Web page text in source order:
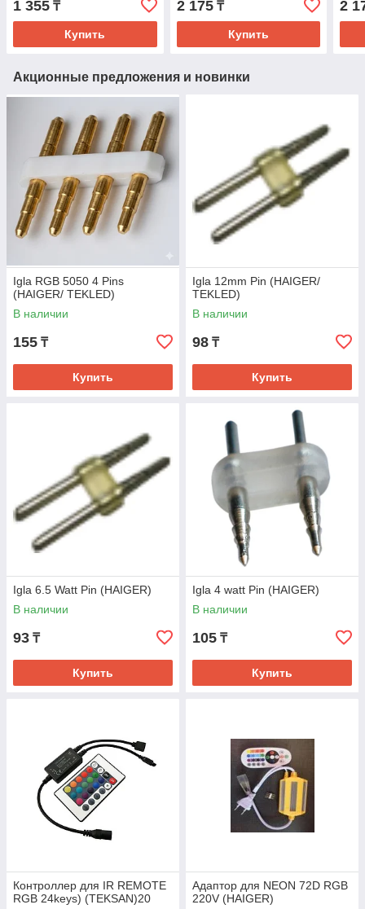
1 355 ₸
Купить
2 175₸
Купить
2
Акционные предложения и новинки
Igla RGB 5050 4 Pins
(HAIGER/ TEKLED)
В наличии
155 ₸
Купить
Igla 12mm Pin (HAIGER/
TEKLED)
В наличии
98 ₸
Купить
Igla 6.5 Watt Pin (HAIGER)
В наличии
93 ₸
Купить
Igla 4 watt Pin (HAIGER)
В наличии
105 ₸
Купить
Контроллер для IR REMOTE
RGB 24keys) (TEKSAN)20
Адаптор для NEON 72D RGB
220V (HAIGER)